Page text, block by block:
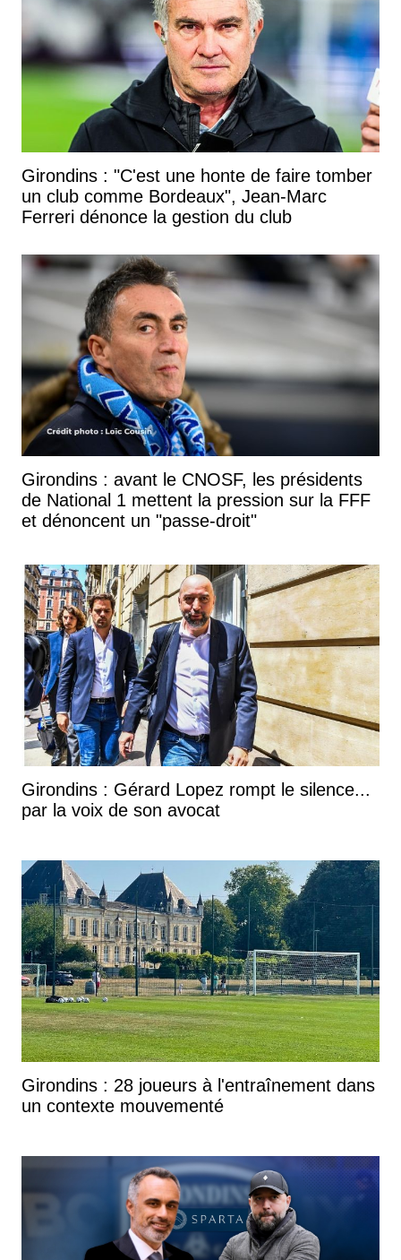
Girondins : "C'est une honte de faire tomber
un club comme Bordeaux", Jean-Marc
Ferreri dénonce la gestion du club
Girondins : avant le CNOSF, les présidents
de National 1 mettent la pression sur la FFF
et dénoncent un "passe-droit"
Girondins : Gérard Lopez rompt le silence...
par la voix de son avocat
Girondins : 28 joueurs à l'entraînement dans
un contexte mouvementé